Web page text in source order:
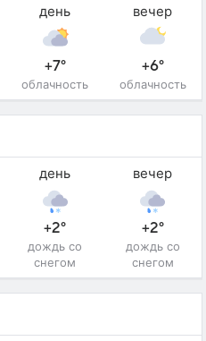
день
+7°
облачность
вечер
+6°
облачность
день
+2°
дождь со
снегом
вечер
+2°
дождь со
снегом